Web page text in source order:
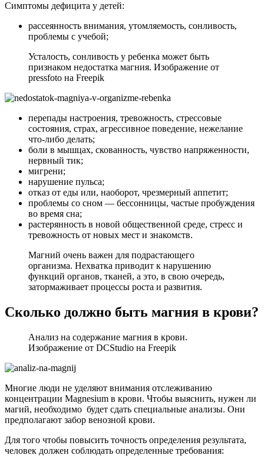
Симптомы дефицита у детей:
рассеянность внимания, утомляемость, сонливость,
проблемы с учебой;
Усталость, сонливость у ребенка может быть
признаком недостатка магния. Изображение от
pressfoto на Freepik
перепады настроения, тревожность, стрессовые
состояния, страх, агрессивное поведение, нежелание
что-либо делать;
боли в мышцах, скованность, чувство напряженности,
нервный тик;
мигрени;
нарушение пульса;
отказ от еды или, наоборот, чрезмерный аппетит;
проблемы со сном — бессонницы, частые пробуждения
во время сна;
растерянность в новой общественной среде, стресс и
тревожность от новых мест и знакомств.
Магний очень важен для подрастающего
организма. Нехватка приводит к нарушению
функций органов, тканей, а это, в свою очередь,
затормаживает процессы роста и развития.
Сколько должно быть магния в крови?
Анализ на содержание магния в крови.
Изображение от DCStudio на Freepik
Многие люди не уделяют внимания отслеживанию
концентрации Magnesium в крови. Чтобы выяснить, нужен ли
магий, необходимо будет сдать специальные анализы. Они
предполагают забор венозной крови.
Для того чтобы повысить точность определения результата,
человек должен соблюдать определенные требования: